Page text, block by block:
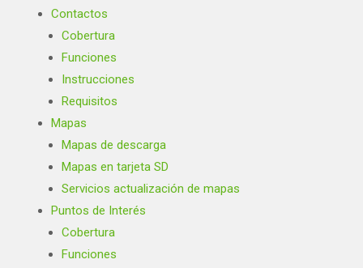
Contactos
Cobertura
Funciones
Instrucciones
Requisitos
Mapas
Mapas de descarga
Mapas en tarjeta SD
Servicios actualización de mapas
Puntos de Interés
Cobertura
Funciones